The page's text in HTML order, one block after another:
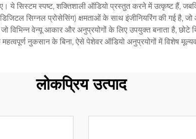
ये सिस्टम स्पष्ट, शक्तिशाली ऑडियो प्रस्तुत करने में उत्कृष्ट हैं,
सिग्नल प्रोसेसिंग) क्षमताओं के साथ इंजीनियरिंग की गई है,
विभिन्न वेन्यू आकार और अनुप्रयोगों के लिए उपयुक्त बनाता है,
महत्वपूर्ण नुकसान के बिना, ऐसे पेशेवर ऑडियो अनुप्रयोगों में विशेष
लोकप्रिय उत्पाद